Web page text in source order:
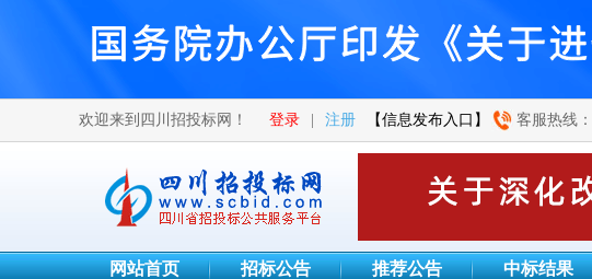
欢迎来到四川招投标网！ 登录 注册 【信息发布入口】 客服热线：
网站首页 招标公告 推荐公告 中标结果